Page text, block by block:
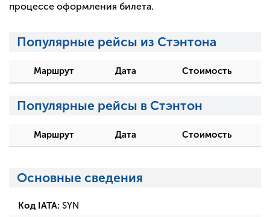
процессе оформления билета.
Популярные рейсы из Стэнтона
Маршрут Дата Стоимость
Популярные рейсы в Стэнтон
Маршрут Дата Стоимость
Основные сведения
Код IATA: SYN